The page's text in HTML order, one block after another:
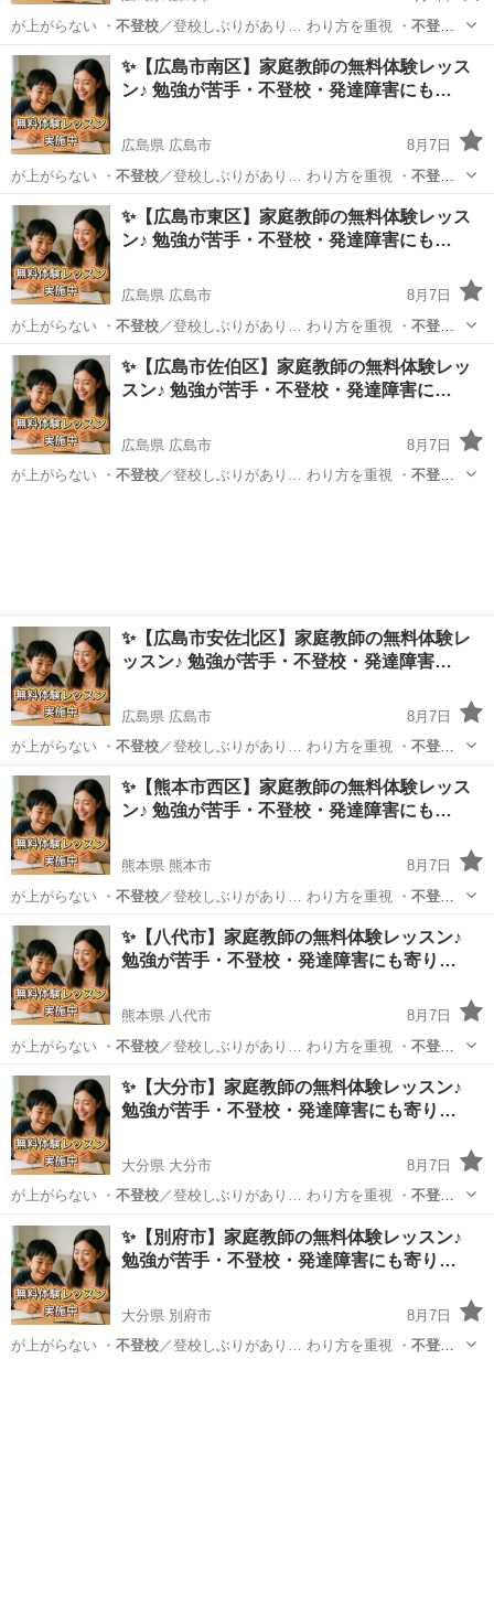
が上がらない ・ 不登校／登校しぶりがあり… わり方を重視 ・ 不登
校・発達障害のあるお… 学生／高校生 ・不登校／発達障害／勉強が…
広島 広島市 育児 不登校
✨【広島市南区】家庭教師の無料体験レッス
ン♪ 勉強が苦手・不登校・発達障害にも…
広島県 広島市
8月7日
が上がらない ・ 不登校／登校しぶりがあり… わり方を重視 ・ 不登
校・発達障害のあるお… 学生／高校生 ・不登校／発達障害／勉強が…
広島 広島市 育児 不登校
✨【広島市東区】家庭教師の無料体験レッス
ン♪ 勉強が苦手・不登校・発達障害にも…
広島県 広島市
8月7日
が上がらない ・ 不登校／登校しぶりがあり… わり方を重視 ・ 不登
校・発達障害のあるお… 学生／高校生 ・不登校／発達障害／勉強が…
広島 広島市 育児 不登校
✨【広島市佐伯区】家庭教師の無料体験レッ
スン♪ 勉強が苦手・不登校・発達障害に…
広島県 広島市
8月7日
が上がらない ・ 不登校／登校しぶりがあり… わり方を重視 ・ 不登
✨【広島市安佐北区】家庭教師の無料体験レ
ッスン♪ 勉強が苦手・不登校・発達障害…
広島県 広島市
8月7日
が上がらない ・ 不登校／登校しぶりがあり… わり方を重視 ・ 不登
校・発達障害のあるお… 学生／高校生 ・不登校／発達障害／勉強が…
広島 広島市 育児 不登校
✨【熊本市西区】家庭教師の無料体験レッス
ン♪ 勉強が苦手・不登校・発達障害にも…
熊本県 熊本市
8月7日
が上がらない ・ 不登校／登校しぶりがあり… わり方を重視 ・ 不登
校・発達障害のあるお… 学生／高校生 ・不登校／発達障害／勉強が…
熊本 熊本市 育児 不登校
✨【八代市】家庭教師の無料体験レッスン♪
勉強が苦手・不登校・発達障害にも寄り…
熊本県 八代市
8月7日
が上がらない ・ 不登校／登校しぶりがあり… わり方を重視 ・ 不登
校・発達障害のあるお… 学生／高校生 ・不登校／発達障害／勉強が…
熊本 八代市 育児 不登校
✨【大分市】家庭教師の無料体験レッスン♪
勉強が苦手・不登校・発達障害にも寄り…
大分県 大分市
8月7日
が上がらない ・ 不登校／登校しぶりがあり… わり方を重視 ・ 不登
校・発達障害のあるお… 学生／高校生 ・不登校／発達障害／勉強が…
大分 大分市 育児 不登校
✨【別府市】家庭教師の無料体験レッスン♪
勉強が苦手・不登校・発達障害にも寄り…
大分県 別府市
8月7日
が上がらない ・ 不登校／登校しぶりがあり… わり方を重視 ・ 不登